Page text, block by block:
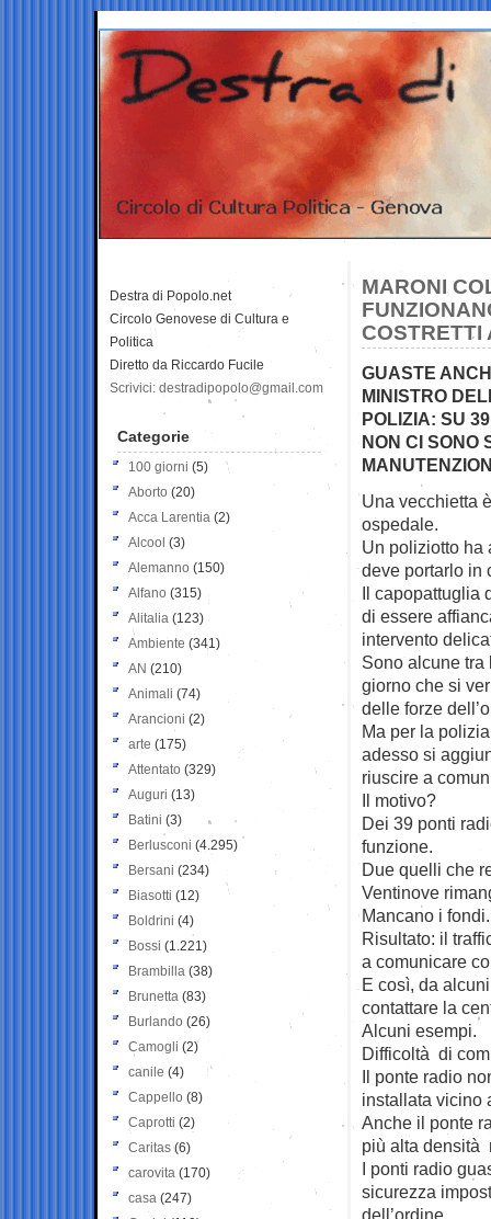
MARONI
COSTRETTI
GUASTE
MINISTRO
POLIZIA: SU
NON CI SONO
Una vecchietta
ospedale.
Un poliziotto ha
deve portarlo in
Il capopattuglia
di essere
intervento
Sono alcune
giorno che si
delle forze
Ma per la
adesso si
riuscire a
Il motivo?
Dei 39 ponti
funzione.
Due quelli che
Ventinove
Mancano i fondi.
Risultato: il
a comunicare
E così, da
contattare la
Alcuni esempi.
Difficoltà di
Il ponte radio
installata vicino
Anche il ponte
più alta densità
I ponti radio
sicurezza
dell’ordine.
Destra di Popolo.net
Circolo Genovese di Cultura e
Politica
Diretto da Riccardo Fucile
Scrivici: destradipopolo@gmail.com
Categorie
100 giorni (5)
Aborto (20)
Acca Larentia (2)
Alcool (3)
Alemanno (150)
Alfano (315)
Alitalia (123)
Ambiente (341)
AN (210)
Animali (74)
Arancioni (2)
arte (175)
Attentato (329)
Auguri (13)
Batini (3)
Berlusconi (4.295)
Bersani (234)
Biasotti (12)
Boldrini (4)
Bossi (1.221)
Brambilla (38)
Brunetta (83)
Burlando (26)
Camogli (2)
canile (4)
Cappello (8)
Caprotti (2)
Caritas (6)
carovita (170)
casa (247)